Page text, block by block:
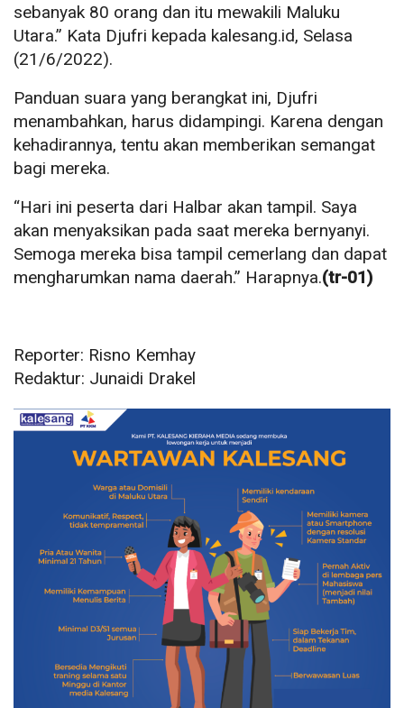
sebanyak 80 orang dan itu mewakili Maluku
Utara.” Kata Djufri kepada kalesang.id, Selasa
(21/6/2022).
Panduan suara yang berangkat ini, Djufri
menambahkan, harus didampingi. Karena dengan
kehadirannya, tentu akan memberikan semangat
bagi mereka.
“Hari ini peserta dari Halbar akan tampil. Saya
akan menyaksikan pada saat mereka bernyanyi.
Semoga mereka bisa tampil cemerlang dan dapat
mengharumkan nama daerah.” Harapnya.(tr-01)
Reporter: Risno Kemhay
Redaktur: Junaidi Drakel